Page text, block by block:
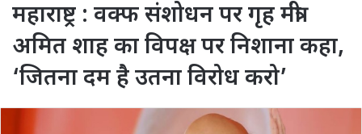
महाराष्ट्र : वक्फ संशोधन पर गृह मंत्री
अमित शाह का विपक्ष पर निशाना कहा,
‘जितना दम है उतना विरोध करो’